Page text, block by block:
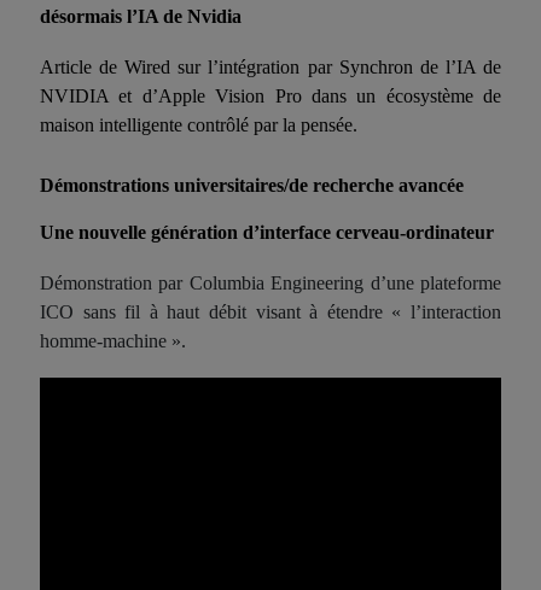
désormais l’IA de Nvidia
Article de Wired sur l’intégration par Synchron de l’IA de
NVIDIA et d’Apple Vision Pro dans un écosystème de
maison intelligente contrôlé par la pensée.
Démonstrations universitaires/de recherche avancée
Une nouvelle génération d’interface cerveau-ordinateur
Démonstration par Columbia Engineering d’une plateforme
ICO sans fil à haut débit visant à étendre « l’interaction
homme-machine ».